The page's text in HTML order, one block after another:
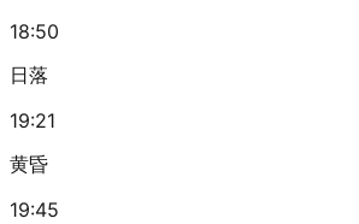
18:50
日落
19:21
黄昏
19:45